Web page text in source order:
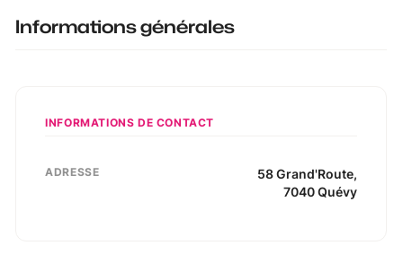
Informations générales
INFORMATIONS DE CONTACT
ADRESSE 58 Grand'Route,
7040 Quévy